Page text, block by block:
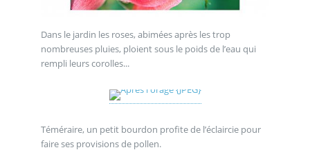
Dans le jardin les roses, abimées après les trop
nombreuses pluies, ploient sous le poids de l’eau qui
rempli leurs corolles...
Téméraire, un petit bourdon profite de l’éclaircie pour
faire ses provisions de pollen.